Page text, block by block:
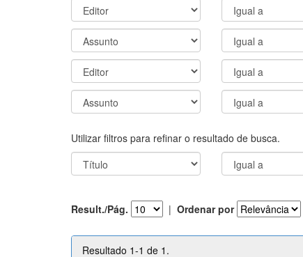
Utilizar filtros para refinar o resultado de busca.
Result./Pág. | Ordenar por
Resultado 1-1 de 1.